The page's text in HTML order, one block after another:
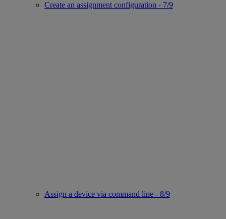
Create an assignment configuration - 7/9
Assign a device via command line - 8/9